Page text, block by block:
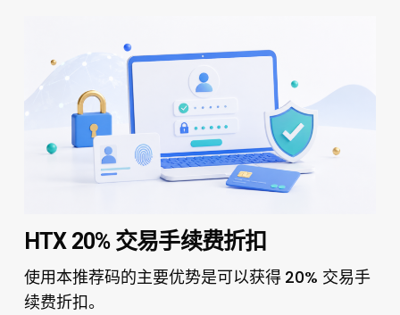
HTX 20% 交易手续费折扣
使用本推荐码的主要优势是可以获得 20% 交易手
续费折扣。